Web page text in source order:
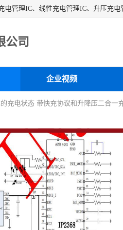
公司
企业视频
充电状态 带快充协议和升降压二合一